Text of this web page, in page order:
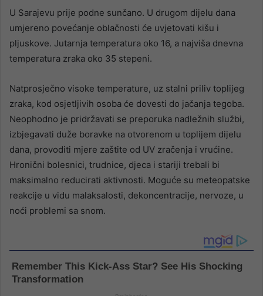
U Sarajevu prije podne sunčano. U drugom dijelu dana
umjereno povećanje oblačnosti će uvjetovati kišu i
pljuskove. Jutarnja temperatura oko 16, a najviša dnevna
temperatura zraka oko 35 stepeni.
Natprosječno visoke temperature, uz stalni priliv toplijeg
zraka, kod osjetljivih osoba će dovesti do jačanja tegoba.
Neophodno je pridržavati se preporuka nadležnih službi,
izbjegavati duže boravke na otvorenom u toplijem dijelu
dana, provoditi mjere zaštite od UV zračenja i vrućine.
Hronični bolesnici, trudnice, djeca i stariji trebali bi
maksimalno reducirati aktivnosti. Moguće su meteopatske
reakcije u vidu malaksalosti, dekoncentracije, nervoze, u
noći problemi sa snom.